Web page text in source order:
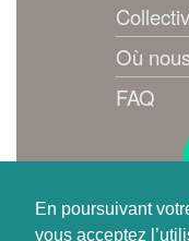
En poursuivant
vous acceptez
Où
FAQ